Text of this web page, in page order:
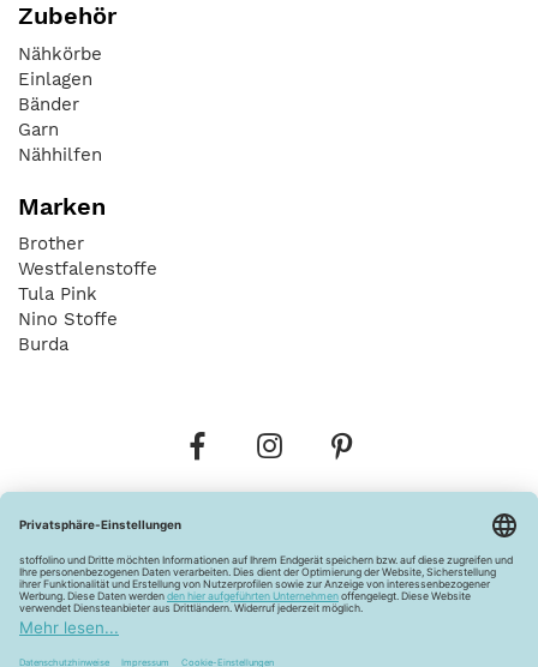
Zubehör
Nähkörbe
Einlagen
Bänder
Garn
Nähhilfen
Marken
Brother
Westfalenstoffe
Tula Pink
Nino Stoffe
Burda
Widerrufsbelehrung Vertrag widerrufen
Barrierefreiheitserklärung